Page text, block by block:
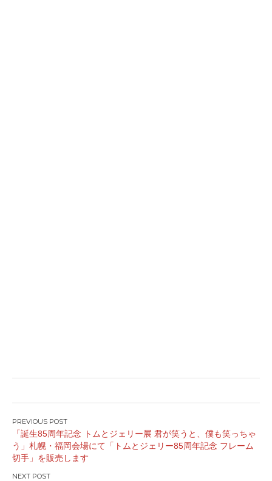
投
稿
ナ
ビ
「誕生85周年記念 トムとジェリー展 君が笑うと、僕も笑っちゃ
う」札幌・福岡会場にて「トムとジェリー85周年記念 フレーム
切手」を販売します